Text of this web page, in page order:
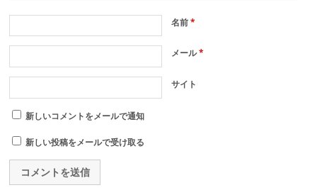
名前*
メール*
サイト
新しいコメントをメールで通知
新しい投稿をメールで受け取る